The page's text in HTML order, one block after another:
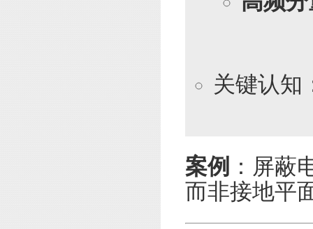
关键认知
案例 ：屏蔽
而非接地平